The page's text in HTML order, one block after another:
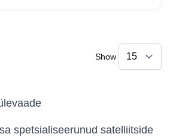
Show
spetsialiseerunud satelliitside